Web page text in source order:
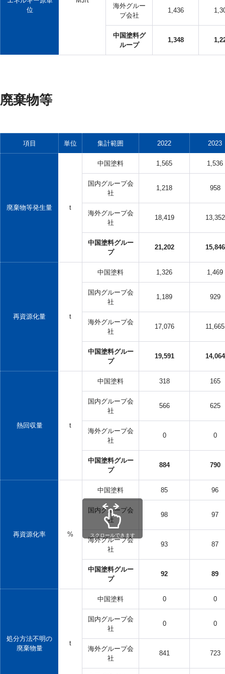
位
海外グルー
プ会社
1,436
中国塗料グ
ループ
1,348
廃棄物等
項目 単位 集計範囲 2022 2023
廃棄物等発生量 t
中国塗料 1,565 1,536
国内グループ会
社
1,218 958
海外グループ会
社
18,419 13,352
中国塗料グルー
プ
21,202 15,846
再資源化量 t
中国塗料 1,326 1,469
国内グループ会
社
1,189 929
海外グループ会
社
17,076 11,665
中国塗料グルー
プ
19,591 14,064
熱回収量 t
中国塗料 318 165
国内グループ会
社
566 625
海外グループ会
社
0 0
中国塗料グルー
プ
884 790
再資源化率 %
中国塗料 85 96
国内グループ会
社
98 97
海外グループ会
社
93 87
中国塗料グルー
プ
92 89
処分方法不明の
廃棄物量
t
中国塗料 0 0
国内グループ会
社
0 0
海外グループ会
社
841 723
スクロールできます